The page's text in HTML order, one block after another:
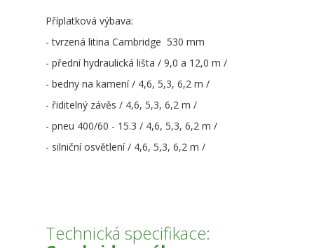
Příplatková výbava:
- tvrzená litina Cambridge 530 mm
- přední hydraulická lišta / 9,0 a 12,0 m /
- bedny na kamení / 4,6, 5,3, 6,2 m /
- řiditelný závěs / 4,6, 5,3, 6,2 m /
- pneu 400/60 - 15.3 / 4,6, 5,3, 6,2 m /
- silniční osvětlení / 4,6, 5,3, 6,2 m /
Technická specifikace: